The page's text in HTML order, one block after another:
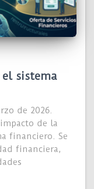
sistema
de 2026.
de la
financiero. Se
financiera,